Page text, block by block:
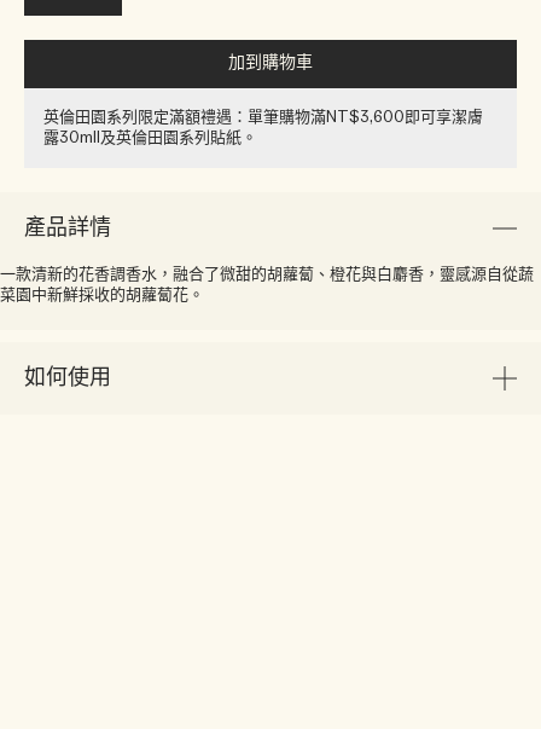
加到購物車
英倫田園系列限定滿額禮遇：單筆購物滿NT$3,600即可享潔膚
露30ml​l​​及英倫田園系列貼紙​。
產品詳情
一款清新的花香調香水，融合了微甜的胡蘿蔔、橙花與白麝香，靈感源自從蔬
菜園中新鮮採收的胡蘿蔔花。
如何使用